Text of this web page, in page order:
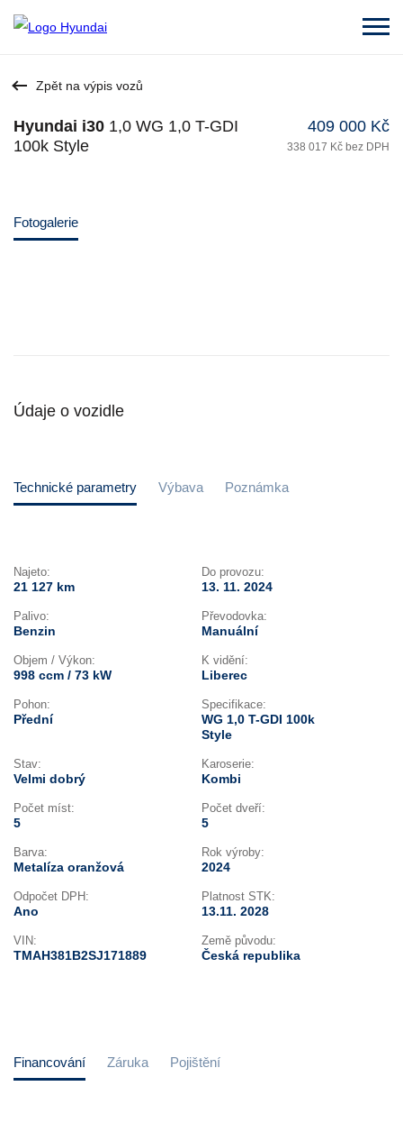
Zpět na výpis vozů
Hyundai i30 1,0 WG 1,0 T-GDI
100k Style
409 000 Kč
338 017 Kč bez DPH
Fotogalerie
Údaje o vozidle
Technické parametry Výbava Poznámka
Najeto:
21 127 km
Do provozu:
13. 11. 2024
Palivo:
Benzin
Převodovka:
Manuální
Objem / Výkon:
998 ccm / 73 kW
K vidění:
Liberec
Pohon:
Přední
Specifikace:
WG 1,0 T-GDI 100k
Style
Stav:
Velmi dobrý
Karoserie:
Kombi
Počet míst:
5
Počet dveří:
5
Barva:
Metalíza oranžová
Rok výroby:
2024
Odpočet DPH:
Ano
Platnost STK:
13.11. 2028
VIN:
TMAH381B2SJ171889
Země původu:
Česká republika
Financování Záruka Pojištění